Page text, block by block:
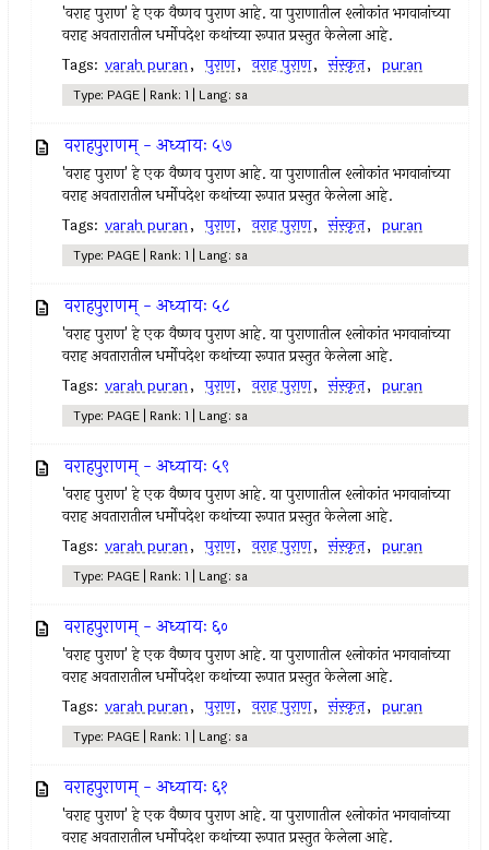
'वराह पुराण' हे एक वैष्णव पुराण आहे. या पुराणातील श्लोकांत भगवानांच्या
वराह अवतारातील धर्मोपदेश कथांच्या रूपात प्रस्तुत केलेला आहे.
Tags: varah puran, पुराण, वराह पुराण, संस्कृत, puran
Type: PAGE | Rank: 1 | Lang: sa
वराहपुराणम् - अध्यायः ५७
'वराह पुराण' हे एक वैष्णव पुराण आहे. या पुराणातील श्लोकांत भगवानांच्या
वराह अवतारातील धर्मोपदेश कथांच्या रूपात प्रस्तुत केलेला आहे.
Tags: varah puran, पुराण, वराह पुराण, संस्कृत, puran
Type: PAGE | Rank: 1 | Lang: sa
वराहपुराणम् - अध्यायः ५८
'वराह पुराण' हे एक वैष्णव पुराण आहे. या पुराणातील श्लोकांत भगवानांच्या
वराह अवतारातील धर्मोपदेश कथांच्या रूपात प्रस्तुत केलेला आहे.
Tags: varah puran, पुराण, वराह पुराण, संस्कृत, puran
Type: PAGE | Rank: 1 | Lang: sa
वराहपुराणम् - अध्यायः ५९
'वराह पुराण' हे एक वैष्णव पुराण आहे. या पुराणातील श्लोकांत भगवानांच्या
वराह अवतारातील धर्मोपदेश कथांच्या रूपात प्रस्तुत केलेला आहे.
Tags: varah puran, पुराण, वराह पुराण, संस्कृत, puran
Type: PAGE | Rank: 1 | Lang: sa
वराहपुराणम् - अध्यायः ६०
'वराह पुराण' हे एक वैष्णव पुराण आहे. या पुराणातील श्लोकांत भगवानांच्या
वराह अवतारातील धर्मोपदेश कथांच्या रूपात प्रस्तुत केलेला आहे.
Tags: varah puran, पुराण, वराह पुराण, संस्कृत, puran
Type: PAGE | Rank: 1 | Lang: sa
वराहपुराणम् - अध्यायः ६१
'वराह पुराण' हे एक वैष्णव पुराण आहे. या पुराणातील श्लोकांत भगवानांच्या
वराह अवतारातील धर्मोपदेश कथांच्या रूपात प्रस्तुत केलेला आहे.